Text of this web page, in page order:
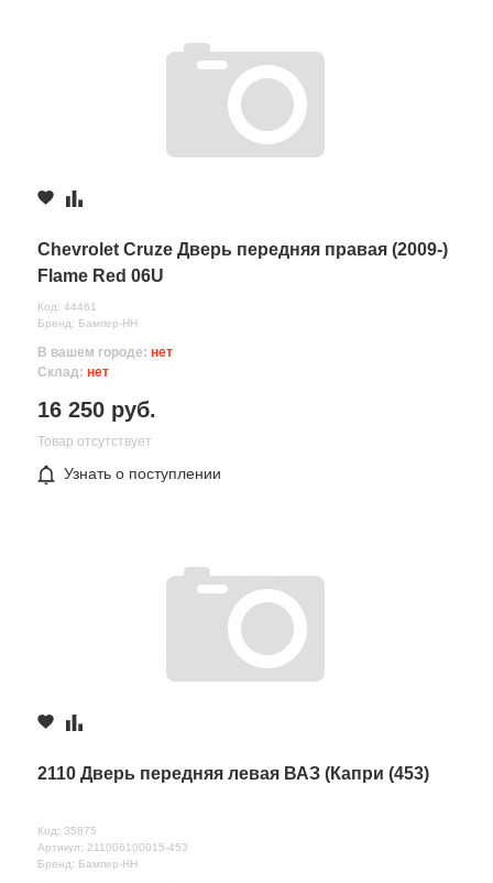
Chevrolet Cruze Дверь передняя правая (2009-)
Flame Red 06U
Код: 44461
Бренд: Бампер-НН
В вашем городе: нет
Склад: нет
16 250 руб.
Товар отсутствует
Узнать о поступлении
2110 Дверь передняя левая ВАЗ (Капри (453)
Код: 35875
Артикул: 211006100015-453
Бренд: Бампер-НН